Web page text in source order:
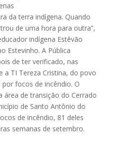
da terra indígena. Quando
de uma hora para outra”,
indígena Estêvão
Estevinho. A Pública
de ter verificado, nas
a TI Tereza Cristina, do povo
focos de incêndio. O
de transição do Cerrado
de Santo Antônio do
de incêndio, 81 deles
semanas de setembro.